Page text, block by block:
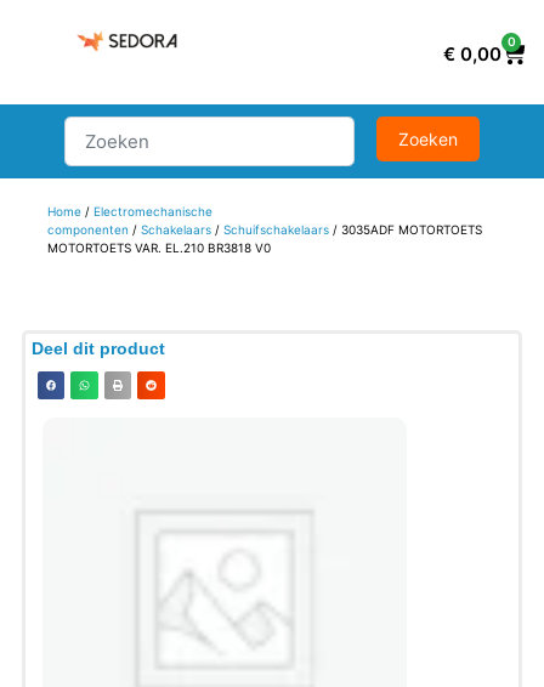
€ 0,00
0
Home/ Electromechanische
componenten / Schakelaars/ Schuifschakelaars/ 3035ADF MOTORTOETS
MOTORTOETS VAR. EL.210 BR3818 V0
Deel dit product